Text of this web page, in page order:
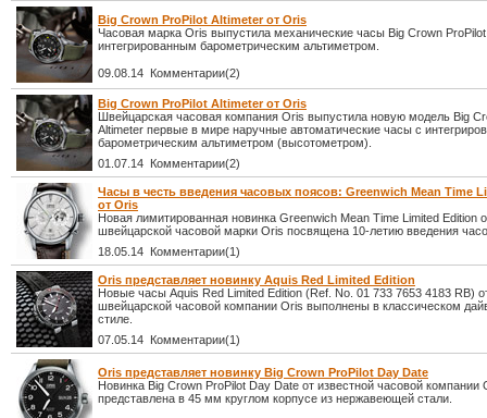
Big Crown ProPilot Altimeter от Oris
Часовая марка Oris выпустила механические часы Big Crown ProPilot
интегрированным барометрическим альтиметром.
09.08.14 Комментарии(2)
Big Crown ProPilot Altimeter от Oris
Швейцарская часовая компания Oris выпустила новую модель Big
Altimeter первые в мире наручные автоматические часы с
барометрическим альтиметром (высотометром).
01.07.14 Комментарии(2)
Часы в честь введения часовых поясов: Greenwich Mean Time
от Oris
Новая лимитированная новинка Greenwich Mean Time Limited Edition
швейцарской часовой марки Oris посвящена 10-летию введения
18.05.14 Комментарии(1)
Oris представляет новинку Aquis Red Limited Edition
Новые часы Aquis Red Limited Edition (Ref. No. 01 733 7653 4183 RB)
швейцарской часовой компании Oris выполнены в классическом
стиле.
07.05.14 Комментарии(1)
Oris представляет новинку Big Crown ProPilot Day Date
Новинка Big Crown ProPilot Day Date от известной часовой компании
представлена в 45 мм круглом корпусе из нержавеющей стали.